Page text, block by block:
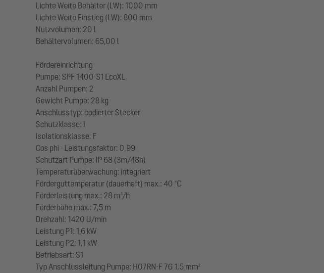
Lichte Weite Behälter (LW): 1000 mm
Lichte Weite Einstieg (LW): 800 mm
Nutzvolumen: 20 l
Behältervolumen: 65,00 l
Fördereinrichtung
Pumpe: SPF 1400-S1 EcoXL
Anzahl Pumpen: 2
Gewicht Pumpe: 28 kg
Anschlusstyp: codierter Stecker
Schutzklasse: I
Isolationsklasse: F
Cos phi - Leistungsfaktor: 0,99
Schutzart Pumpe: IP 68 (3m/48h)
Temperaturüberwachung: integriert
Förderguttemperatur (dauerhaft) max.: 40 °C
Förderleistung max.: 28 m³/h
Förderhöhe max.: 7,5 m
Drehzahl: 1420 U/min
Leistung P1: 1,6 kW
Leistung P2: 1,1 kW
Betriebsart: S1
Typ Anschlussleitung Pumpe: H07RN-F 7G 1,5 mm²